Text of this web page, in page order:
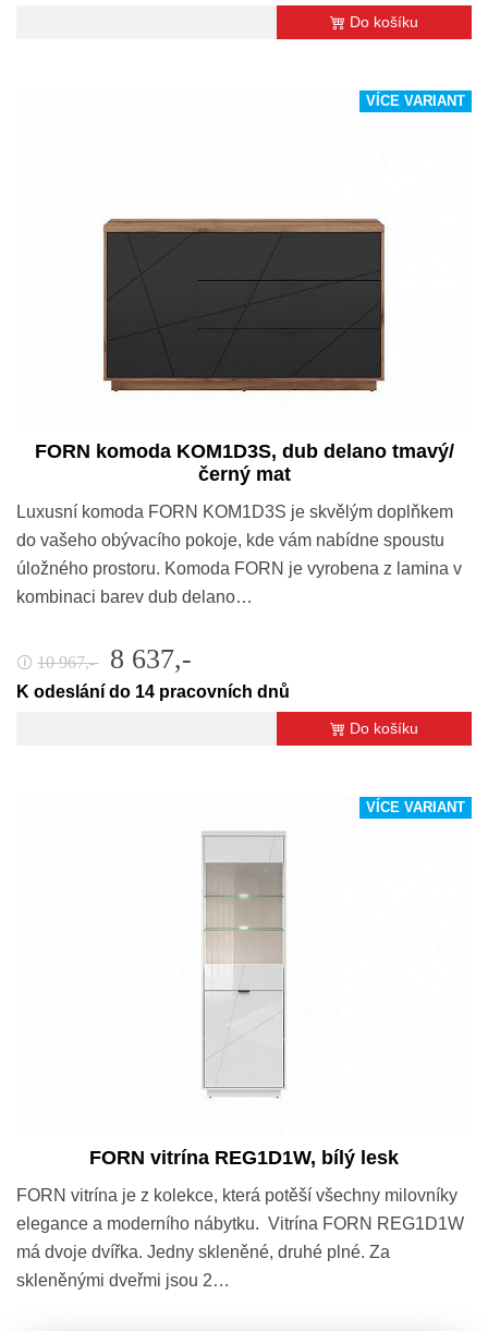
Do košíku
VÍCE VARIANT
FORN komoda KOM1D3S, dub delano tmavý/
černý mat
Luxusní komoda FORN KOM1D3S je skvělým doplňkem
do vašeho obývacího pokoje, kde vám nabídne spoustu
úložného prostoru. Komoda FORN je vyrobena z lamina v
kombinaci barev dub delano…
🛈 10 967,- 8 637,-
K odeslání do 14 pracovních dnů
Do košíku
VÍCE VARIANT
FORN vitrína REG1D1W, bílý lesk
FORN vitrína je z kolekce, která potěší všechny milovníky
elegance a moderního nábytku. Vitrína FORN REG1D1W
má dvoje dvířka. Jedny skleněné, druhé plné. Za
skleněnými dveřmi jsou 2…